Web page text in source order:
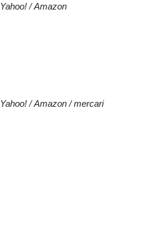
Yahoo!/Amazon
Yahoo!/Amazon/mercari